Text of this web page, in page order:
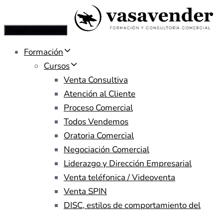
Formación
Cursos
Venta Consultiva
Atención al Cliente
Proceso Comercial
Todos Vendemos
Oratoria Comercial
Negociación Comercial
Liderazgo y Dirección Empresarial
Venta teléfonica / Videoventa
Venta SPIN
DISC, estilos de comportamiento del